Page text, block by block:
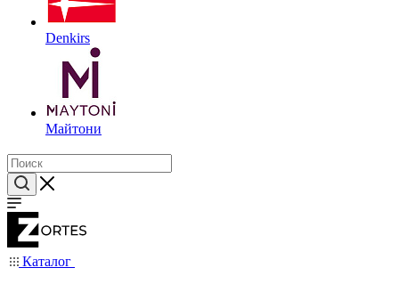
Denkirs
Майтони
Каталог